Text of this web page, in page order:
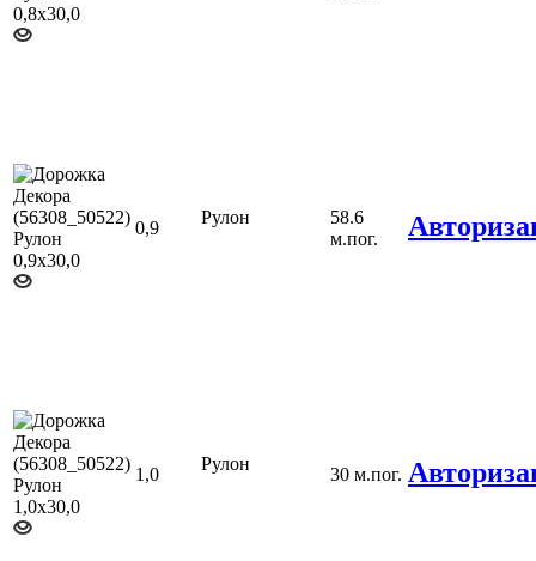
0,9
Рулон
58.6
м.пог.
1,0
Рулон
30 м.пог.